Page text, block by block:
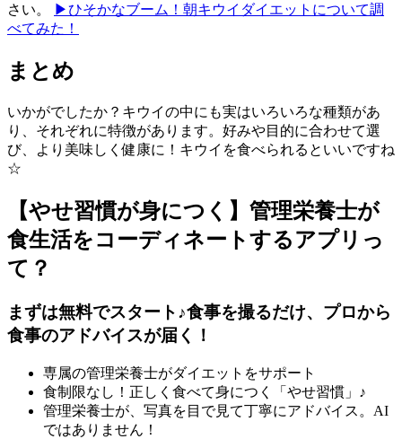
さい。
▶ひそかなブーム！朝キウイダイエットについて調
べてみた！
まとめ
いかがでしたか？キウイの中にも実はいろいろな種類があ
り、それぞれに特徴があります。好みや目的に合わせて選
び、より美味しく健康に！キウイを食べられるといいですね
☆
【やせ習慣が身につく】管理栄養士が
食生活をコーディネートするアプリっ
て？
まずは無料でスタート♪食事を撮るだけ、プロから
食事のアドバイスが届く！
専属の管理栄養士がダイエットをサポート
食制限なし！正しく食べて身につく「やせ習慣」♪
管理栄養士が、写真を目で見て丁寧にアドバイス。AI
ではありません！